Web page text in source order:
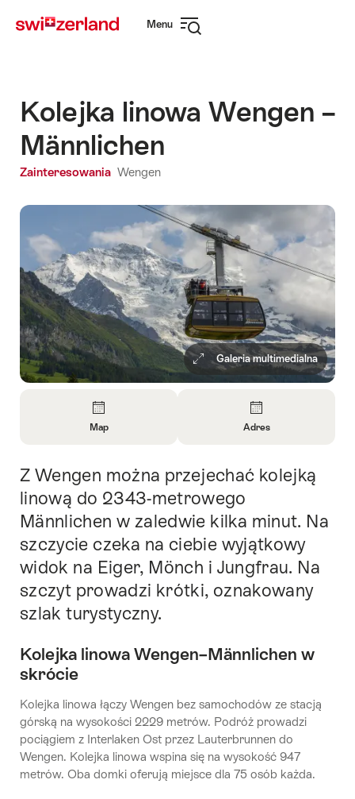
navigation
Menu
Kolejka linowa Wengen –
Männlichen
Zainteresowania Wengen
Galeria multimedialna
About
Map
Map
About
Contact
Adres
Intro
Z Wengen można przejechać kolejką
linową do 2343-metrowego
Männlichen w zaledwie kilka minut. Na
szczycie czeka na ciebie wyjątkowy
widok na Eiger, Mönch i Jungfrau. Na
szczyt prowadzi krótki, oznakowany
szlak turystyczny.
Kolejka linowa Wengen–Männlichen w
skrócie
Kolejka linowa łączy Wengen bez samochodów ze stacją
górską na wysokości 2229 metrów. Podróż prowadzi
pociągiem z Interlaken Ost przez Lauterbrunnen do
Wengen. Kolejka linowa wspina się na wysokość 947
metrów. Oba domki oferują miejsce dla 75 osób każda.